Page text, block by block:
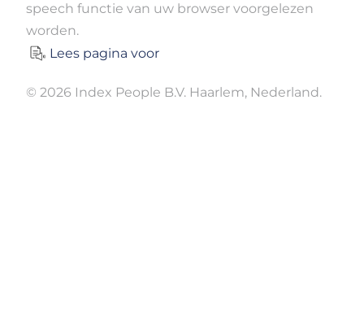
speech functie van uw browser voorgelezen
worden.
Lees pagina voor
© 2026 Index People B.V. Haarlem, Nederland.